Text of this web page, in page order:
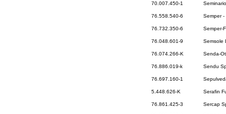
70.007.450-1
76.558.540-6 Semper -
76.732.350-6 Semper-
76.048.601-9 Semsole
76.074.266-K Senda-
76.886.019-k Sendu
76.697.160-1
5.448.626-K Serafin
76.861.425-3 Sercap